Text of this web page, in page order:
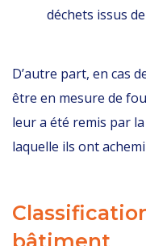
déchets issus
D’autre part, en cas
être en mesure de
leur a été remis par
laquelle ils ont
bâtiment